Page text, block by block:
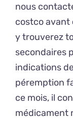
nous
costco avant
y trouverez
secondaires
indications
péremption
ce mois, il
médicament